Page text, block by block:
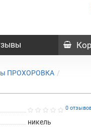
ПРОХОРОВКА
0
никель